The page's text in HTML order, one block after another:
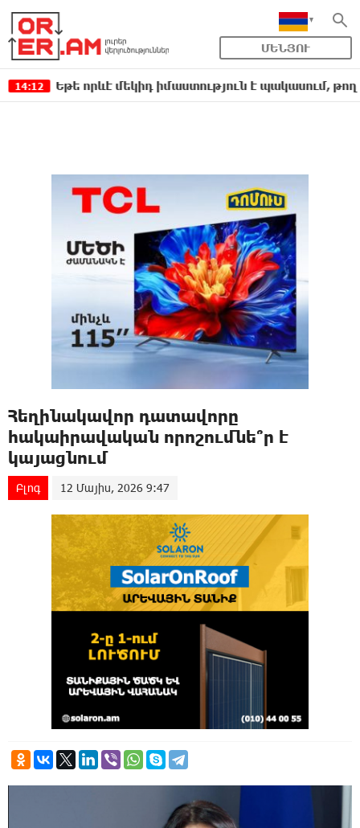
ՄԵՆՅՈՒ
որևէ մեկիդ իմաստություն է պակասում, թող խնդրի
Հեղինակավոր դատավորը
հակաիրավական որոշումնե՞ր է
կայացնում
Բլոգ 12 Մայիս, 2026 9:47